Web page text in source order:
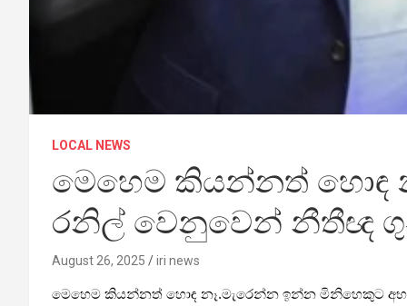
LOCAL NEWS
මෙහෙම කියන්නත් හොඳ
රනිල් වෙනුවෙන් නීතීඥ
August 26, 2025 iri news
මෙහෙම කියන්නත් හොඳ නෑ.මැරෙන්න ඉන්න මිනිහෙකුට